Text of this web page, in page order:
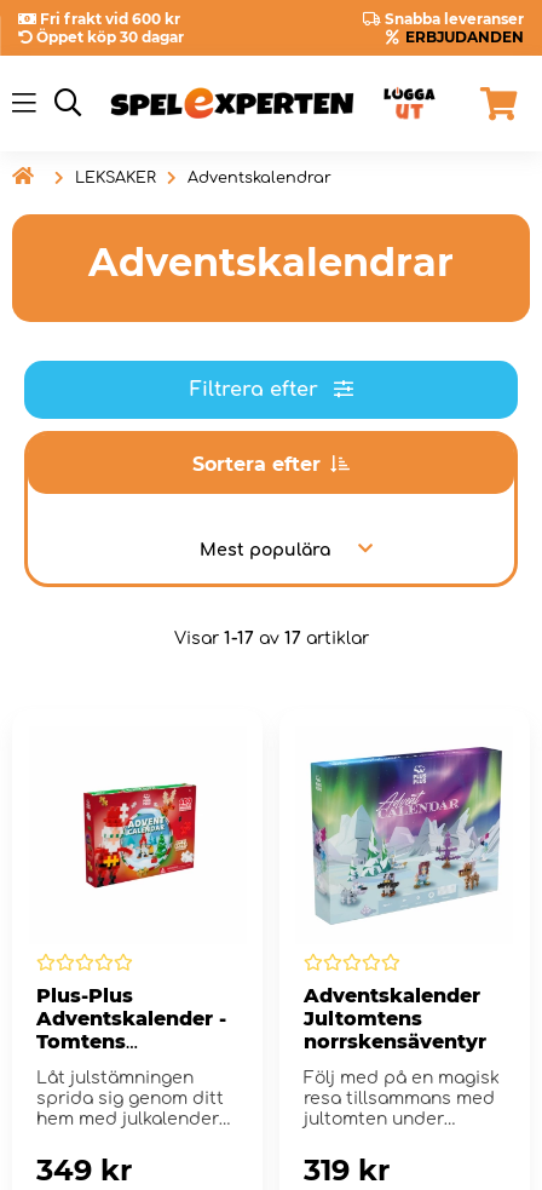
Fri frakt vid 600 kr
Snabba leveranser
Öppet köp 30 dagar
ERBJUDANDEN
 LEKSAKER Adventskalendrar
Adventskalendrar
Filtrera efter
Sortera efter
Mest populära
Visar 1-17 av 17 artiklar
Plus-Plus
Adventskalender -
Tomtens
fantasifulla värld
Låt julstämningen
sprida sig genom ditt
hem med julkalendern
349 kr
Adventskalender
Jultomtens
norrskensäventyr
Följ med på en magisk
resa tillsammans med
jultomten under
319 kr